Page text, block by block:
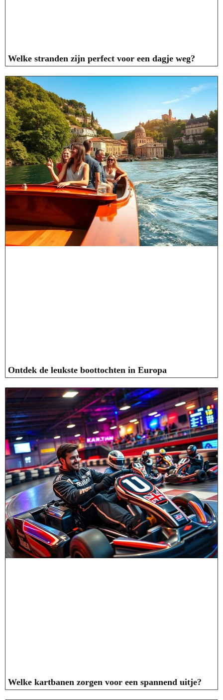
Welke stranden zijn perfect voor een dagje weg?
Ontdek de leukste boottochten in Europa
Welke kartbanen zorgen voor een spannend uitje?